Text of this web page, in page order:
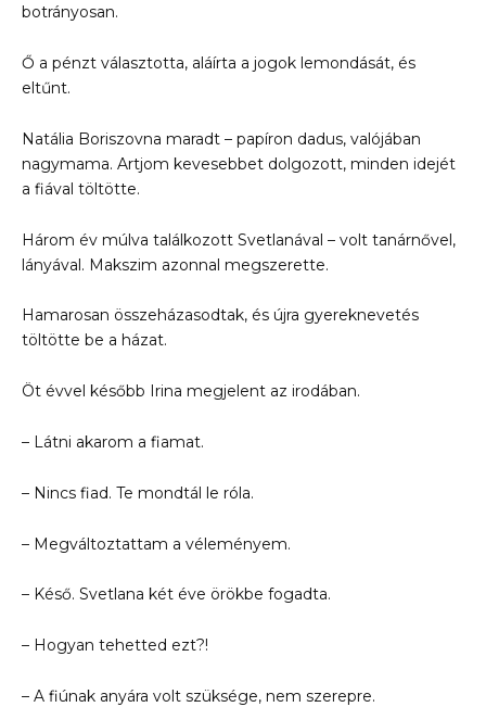
botrányosan.
Ő a pénzt választotta, aláírta a jogok lemondását, és
eltűnt.
Natália Boriszovna maradt – papíron dadus, valójában
nagymama. Artjom kevesebbet dolgozott, minden idejét
a fiával töltötte.
Három év múlva találkozott Svetlanával – volt tanárnővel,
lányával. Makszim azonnal megszerette.
Hamarosan összeházasodtak, és újra gyereknevetés
töltötte be a házat.
Öt évvel később Irina megjelent az irodában.
– Látni akarom a fiamat.
– Nincs fiad. Te mondtál le róla.
– Megváltoztattam a véleményem.
– Késő. Svetlana két éve örökbe fogadta.
– Hogyan tehetted ezt?!
– A fiúnak anyára volt szüksége, nem szerepre.